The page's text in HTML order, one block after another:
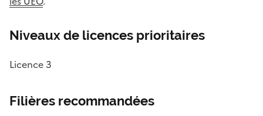
Niveaux de licences prioritaires
Licence 3
Filières recommandées